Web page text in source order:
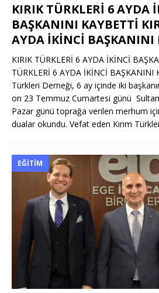
KIRIK TÜRKLERİ 6 AYDA
BAŞKANINI KAYBETTİ
AYDA İKİNCİ BAŞKANINI
KIRIK TÜRKLERİ 6 AYDA İKİNCİ
TÜRKLERİ 6 AYDA İKİNCİ BAŞKANINI
Türkleri Derneği, 6 ay içinde iki
on 23 Temmuz Cumartesi günü
Pazar günü toprağa verilen merhum
dualar okundu. Vefat eden Kırım
EĞITIM